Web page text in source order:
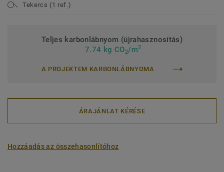
Tekercs (1 ref.)
Teljes karbonlábnyom (újrahasznosítás)
7.74 kg CO2/m2
A PROJEKTEM KARBONLÁBNYOMA
ÁRAJÁNLAT KÉRÉSE
Hozzáadás az összehasonlítóhoz